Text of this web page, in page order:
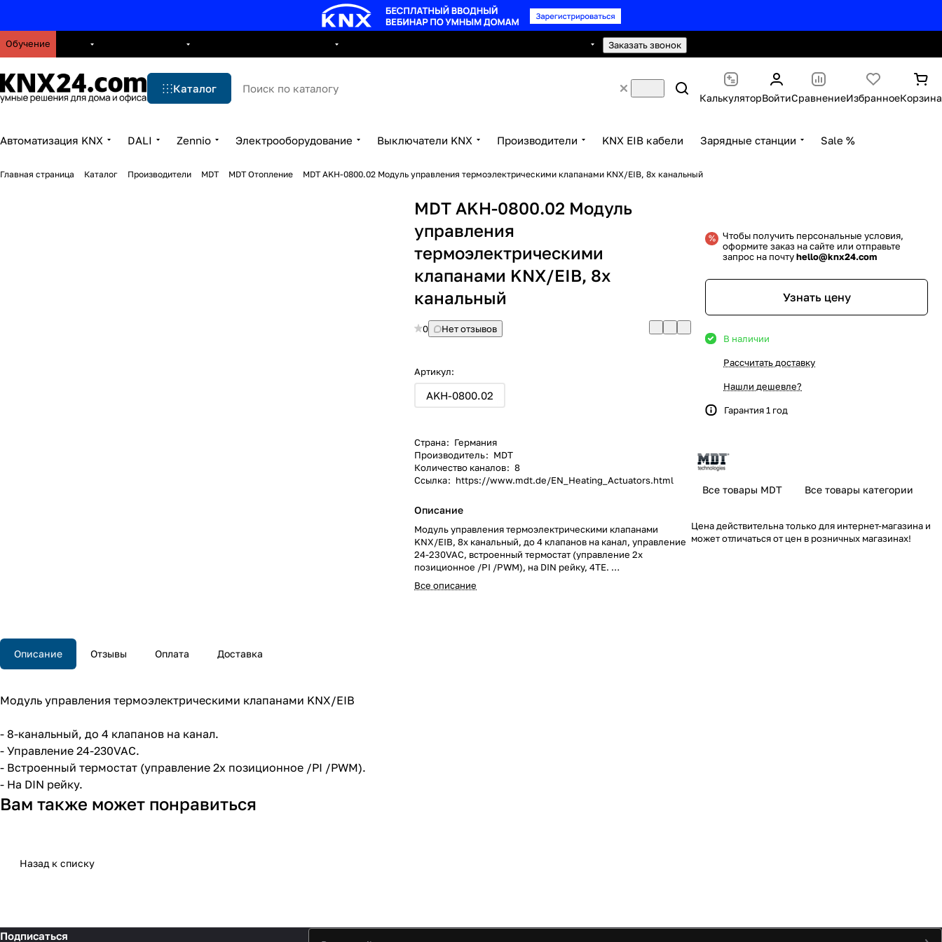
Обучение Заказать звонок
Каталог
КалькуляторВойтиСравнениеИзбранноеКорзина
Автоматизация KNX DALI Zennio Электрооборудование Выключатели KNX Производители KNX EIB кабели Зарядные станции Sale %
Главная страница Каталог Производители MDT MDT Отопление MDT AKH-0800.02 Модуль управления термоэлектрическими клапанами KNX/EIB, 8х канальный
MDT AKH-0800.02 Модуль
управления
термоэлектрическими
клапанами KNX/EIB, 8х
канальный
0 Нет отзывов
Артикул:
AKH-0800.02
Страна: Германия
Производитель: MDT
Количество каналов: 8
Ссылка: https://www.mdt.de/EN_Heating_Actuators.html
Описание
Модуль управления термоэлектрическими клапанами
KNX/EIB, 8х канальный, до 4 клапанов на канал, управление
24-230VAC, встроенный термостат (управление 2х
позиционное /PI /PWM), на DIN рейку, 4TE.
Модуль управления термоэлектрическими клапанами
KNX/EIB, 8х канальный, до 4 клапанов на канал, управление
Все описание
Чтобы получить персональные условия,
оформите заказ на сайте или отправьте
запрос на почтуhello@knx24.com
Узнать цену
В наличии
Рассчитать доставку
Нашли дешевле?
Гарантия 1 год
Все товары MDT Все товары категории
Цена действительна только для интернет-магазина и
может отличаться от цен в розничных магазинах!
Описание Отзывы Оплата Доставка
Модуль управления термоэлектрическими клапанами KNX/EIB
- 8-канальный, до 4 клапанов на канал.
- Управление 24-230VAC.
- Встроенный термостат (управление 2х позиционное /PI /PWM).
- На DIN рейку.
Вам также может понравиться
Назад к списку
Подписаться